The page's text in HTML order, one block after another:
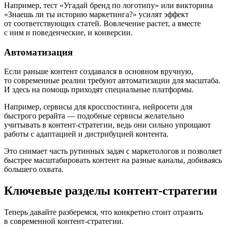
Например, тест «Угадай бренд по логотипу» или викторина
«Знаешь ли ты историю маркетинга?» усилят эффект
от соответствующих статей. Вовлечение растет, а вместе
с ним и поведенческие, и конверсии.
Автоматизация
Если раньше контент создавался в основном вручную,
то современные реалии требуют автоматизации для масштаба.
И здесь на помощь приходят специальные платформы.
Например, сервисы для кросспостинга, нейросети для
быстрого рерайта — подобные сервисы желательно
учитывать в контент-стратегии, ведь они сильно упрощают
работы с адаптацией и дистрибуцией контента.
Это снимает часть рутинных задач с маркетологов и позволяет
быстрее масштабировать контент на разные каналы, добиваясь
большего охвата.
Ключевые разделы контент-стратегии
Теперь давайте разберемся, что конкретно стоит отразить
в современной контент-стратегии.